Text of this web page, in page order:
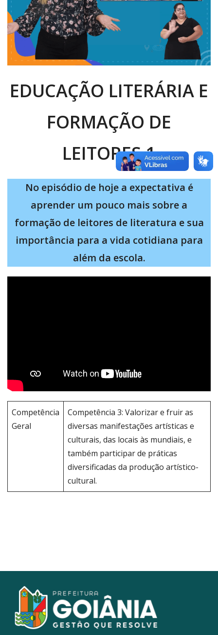
EDUCAÇÃO LITERÁRIA E
FORMAÇÃO DE
LEITORES 1
No episódio de hoje a expectativa é
aprender um pouco mais sobre a
formação de leitores de literatura e sua
importância para a vida cotidiana para
além da escola.
Competência
Geral
Competência 3: Valorizar e fruir as
diversas manifestações artísticas e
culturais, das locais às mundiais, e
também participar de práticas
diversificadas da produção artístico-
cultural.